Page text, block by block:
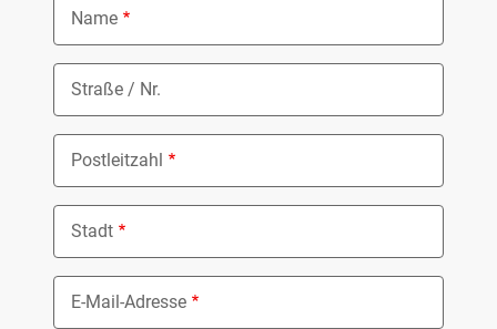
Name
Straße / Nr.
Postleitzahl
Stadt
E-Mail-Adresse